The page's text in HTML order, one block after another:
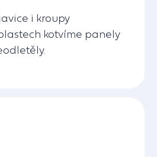
i kroupy
kotvíme panely